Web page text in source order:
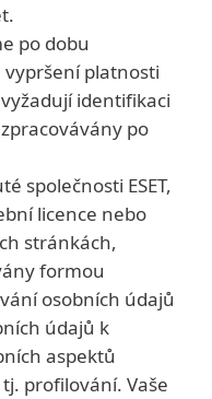
po dobu
platnosti
identifikaci
po
společnosti ESET,
licence nebo
stránkách,
formou
osobních údajů
údajů k
aspektů
profilování. Vaše